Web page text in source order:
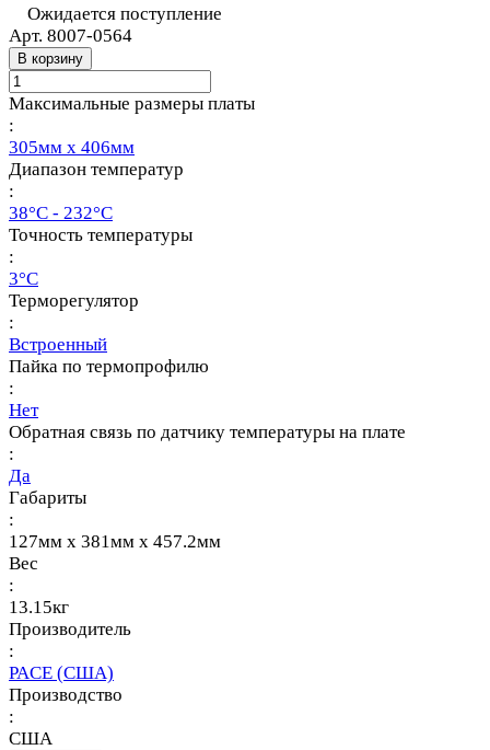
Ожидается поступление
Арт. 8007-0564
В корзину
Максимальные размеры платы
:
305мм x 406мм
Диапазон температур
:
38°C - 232°C
Точность температуры
:
3°C
Терморегулятор
:
Встроенный
Пайка по термопрофилю
:
Нет
Обратная связь по датчику температуры на плате
:
Да
Габариты
:
127мм x 381мм x 457.2мм
Вес
:
13.15кг
Производитель
:
PACE (США)
Производство
:
США